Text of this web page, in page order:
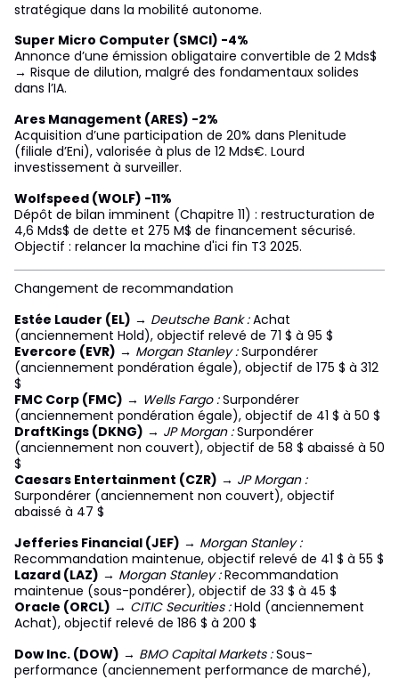
stratégique dans la mobilité autonome.
Super Micro Computer (SMCI) -4%
Annonce d’une émission obligataire convertible de 2 Mds$
→ Risque de dilution, malgré des fondamentaux solides
dans l’IA.
Ares Management (ARES) -2%
Acquisition d’une participation de 20% dans Plenitude
(filiale d’Eni), valorisée à plus de 12 Mds€. Lourd
investissement à surveiller.
Wolfspeed (WOLF) -11%
Dépôt de bilan imminent (Chapitre 11) : restructuration de
4,6 Mds$ de dette et 275 M$ de financement sécurisé.
Objectif : relancer la machine d'ici fin T3 2025.
Changement de recommandation
Estée Lauder (EL) → Deutsche Bank :Achat
(anciennement Hold), objectif relevé de 71 $ à 95 $
Evercore (EVR) → Morgan Stanley :Surpondérer
(anciennement pondération égale), objectif de 175 $ à 312
$
FMC Corp (FMC) → Wells Fargo :Surpondérer
(anciennement pondération égale), objectif de 41 $ à 50 $
DraftKings (DKNG) → JP Morgan :Surpondérer
(anciennement non couvert), objectif de 58 $ abaissé à 50
$
Caesars Entertainment (CZR) → JP Morgan :
Surpondérer (anciennement non couvert), objectif
abaissé à 47 $
Jefferies Financial (JEF) → Morgan Stanley :
Recommandation maintenue, objectif relevé de 41 $ à 55 $
Lazard (LAZ) → Morgan Stanley :Recommandation
maintenue (sous-pondérer), objectif de 33 $ à 45 $
Oracle (ORCL) → CITIC Securities :Hold (anciennement
Achat), objectif relevé de 186 $ à 200 $
Dow Inc. (DOW) → BMO Capital Markets :Sous-
performance (anciennement performance de marché),